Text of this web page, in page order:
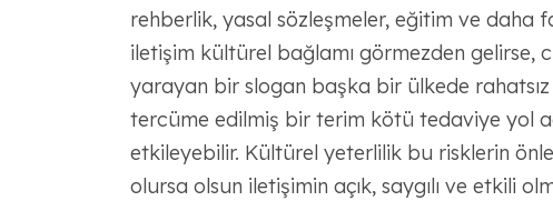
rehberlik, yasal sözleşmeler, eğitim ve daha
iletişim kültürel bağlamı görmezden gelirse,
yarayan bir slogan başka bir ülkede rahatsız
tercüme edilmiş bir terim kötü tedaviye yol
etkileyebilir. Kültürel yeterlilik bu risklerin
olursa olsun iletişimin açık, saygılı ve etkili